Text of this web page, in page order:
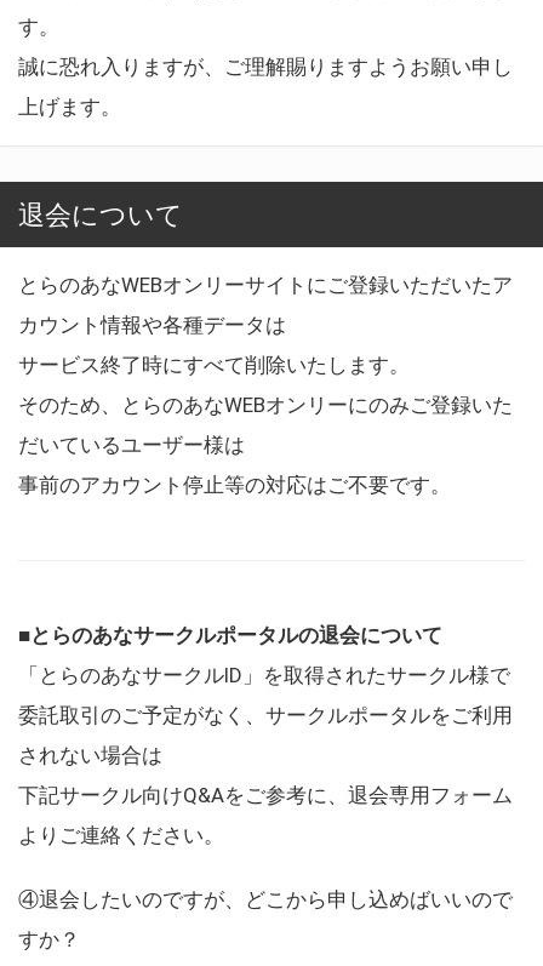
す。
誠に恐れ入りますが、ご理解賜りますようお願い申し
上げます。
退会について
とらのあなWEBオンリーサイトにご登録いただいたア
カウント情報や各種データは
サービス終了時にすべて削除いたします。
そのため、とらのあなWEBオンリーにのみご登録いた
だいているユーザー様は
事前のアカウント停止等の対応はご不要です。
■とらのあなサークルポータルの退会について
「とらのあなサークルID」を取得されたサークル様で
委託取引のご予定がなく、サークルポータルをご利用
されない場合は
下記サークル向けQ&Aをご参考に、退会専用フォーム
よりご連絡ください。
④退会したいのですが、どこから申し込めばいいので
すか？